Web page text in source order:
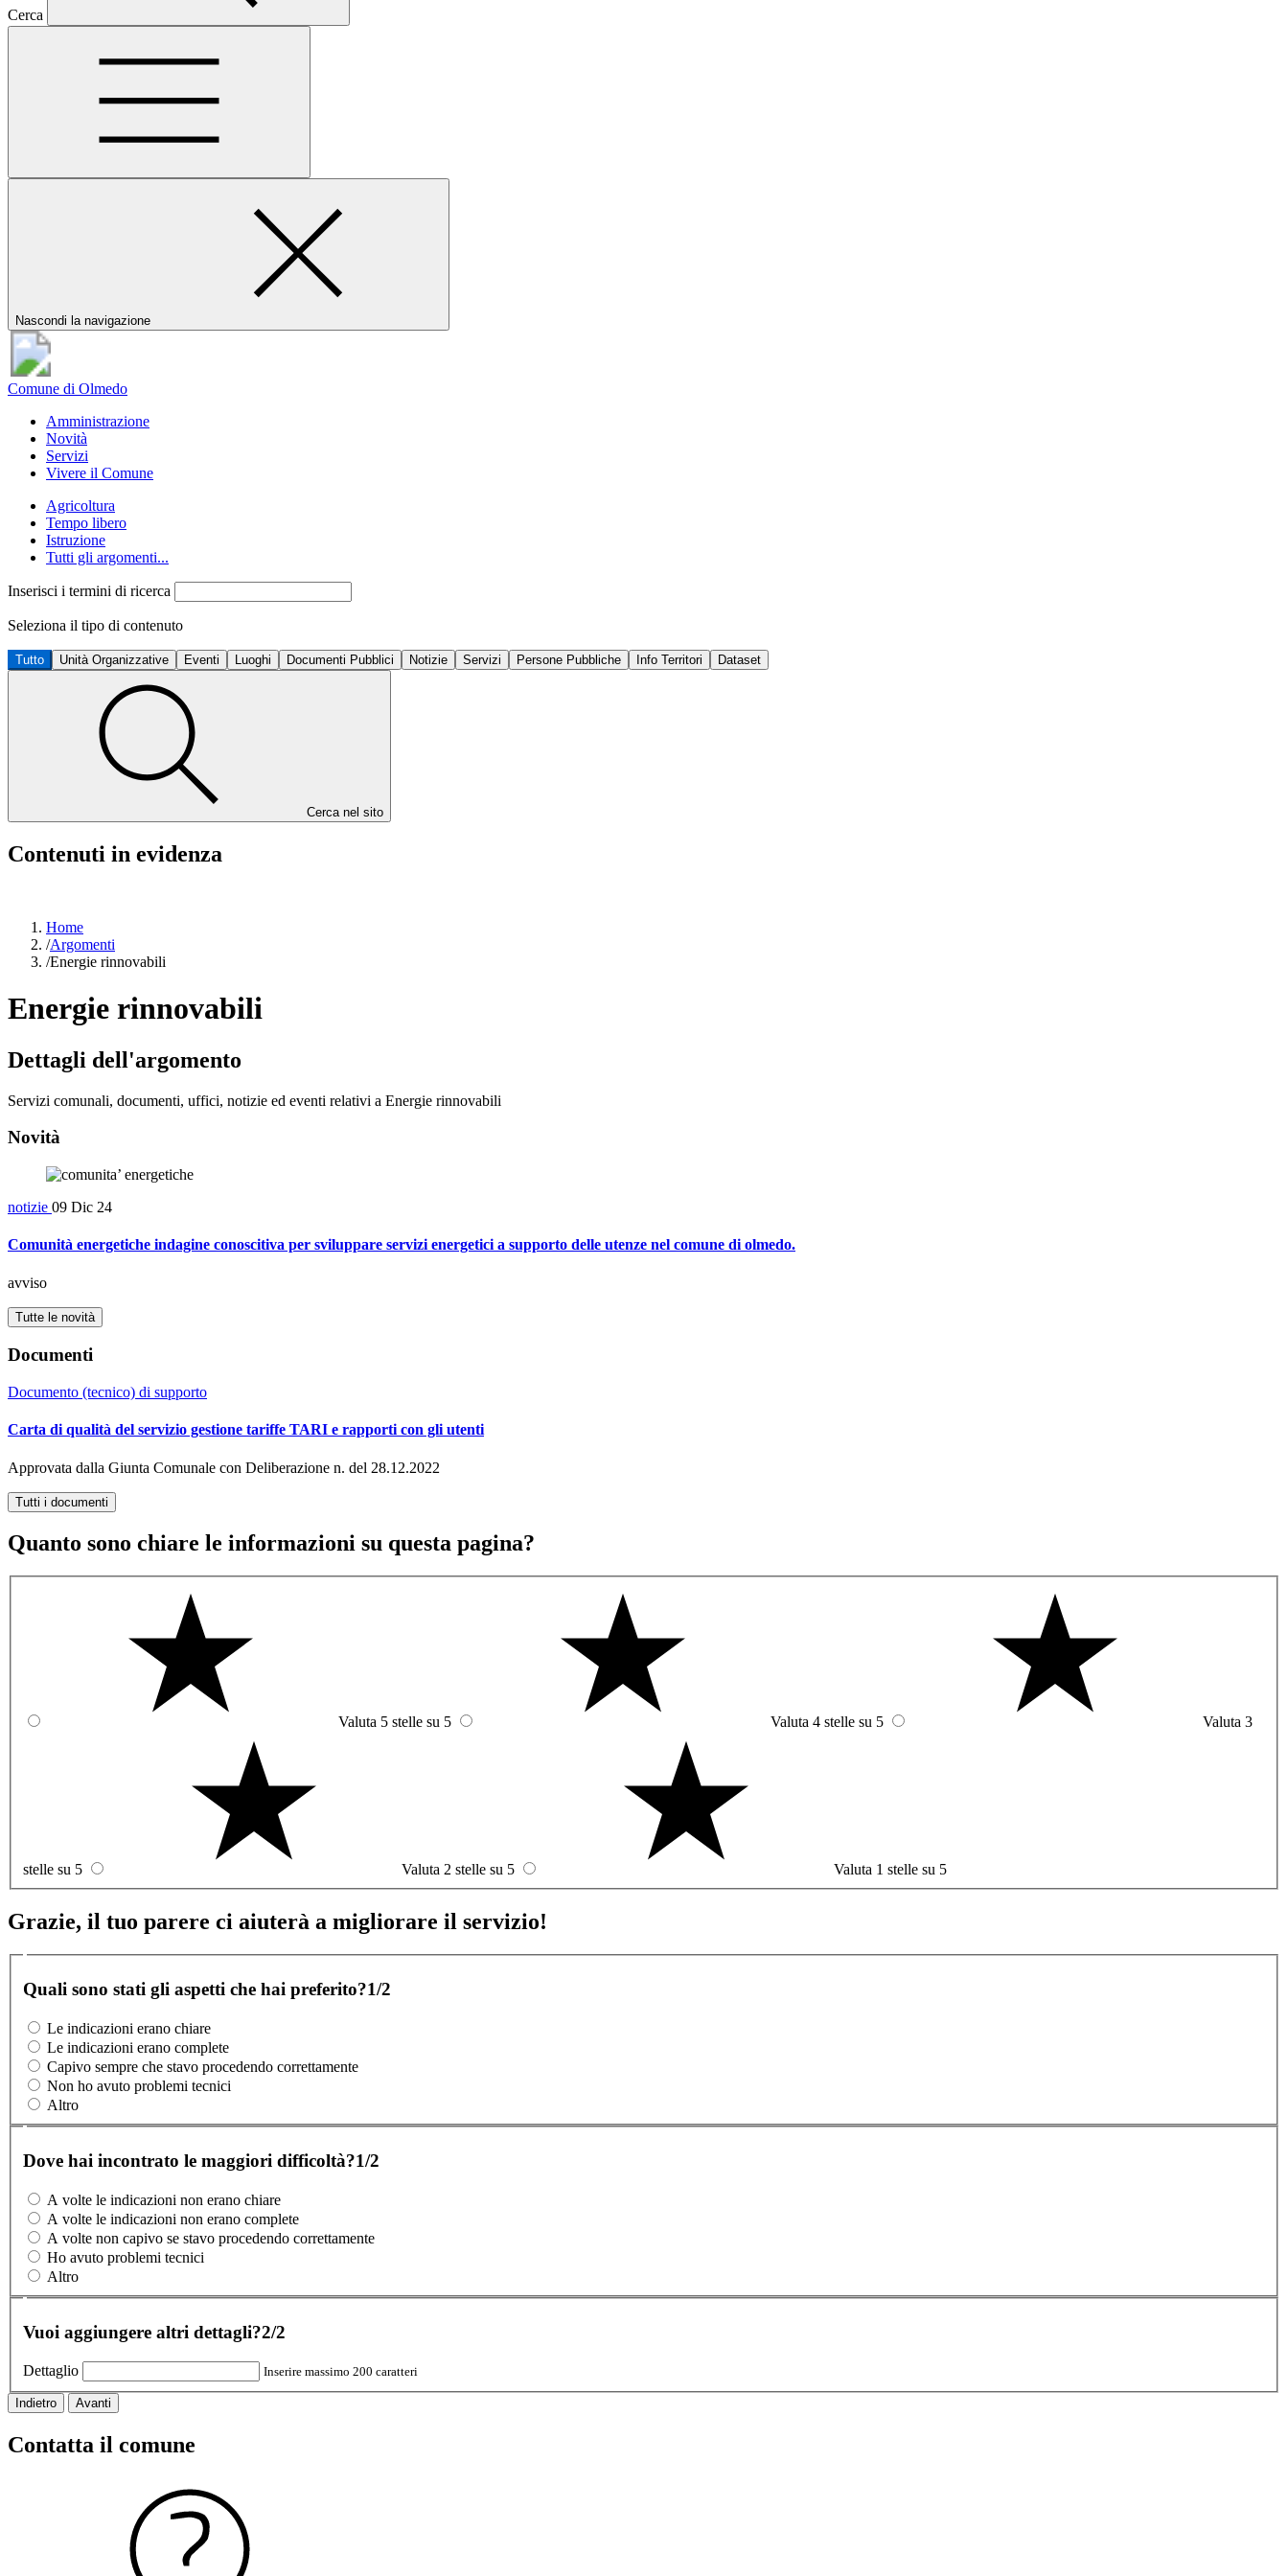
Cerca
Nascondi la navigazione
Comune di Olmedo
Amministrazione
Novità
Servizi
Vivere il Comune
Agricoltura
Tempo libero
Istruzione
Tutti gli argomenti...
Inserisci i termini di ricerca
Seleziona il tipo di contenuto
Tutto Unità Organizzative Eventi Luoghi Documenti Pubblici Notizie Servizi Persone Pubbliche Info Territori Dataset
Cerca nel sito
Contenuti in evidenza
Home
/Argomenti
/Energie rinnovabili
Energie rinnovabili
Dettagli dell'argomento
Servizi comunali, documenti, uffici, notizie ed eventi relativi a Energie rinnovabili
Novità
notizie 09 Dic 24
Comunità energetiche indagine conoscitiva per sviluppare servizi energetici a supporto delle utenze nel comune di olmedo.
avviso
Tutte le novità
Documenti
Documento (tecnico) di supporto
Carta di qualità del servizio gestione tariffe TARI e rapporti con gli utenti
Approvata dalla Giunta Comunale con Deliberazione n. del 28.12.2022
Tutti i documenti
Quanto sono chiare le informazioni su questa pagina?
Valuta 5 stelle su 5 Valuta 4 stelle su 5 Valuta 3
stelle su 5 Valuta 2 stelle su 5 Valuta 1 stelle su 5
Grazie, il tuo parere ci aiuterà a migliorare il servizio!
Quali sono stati gli aspetti che hai preferito?1/2
Le indicazioni erano chiare
Le indicazioni erano complete
Capivo sempre che stavo procedendo correttamente
Non ho avuto problemi tecnici
Altro
Dove hai incontrato le maggiori difficoltà?1/2
A volte le indicazioni non erano chiare
A volte le indicazioni non erano complete
A volte non capivo se stavo procedendo correttamente
Ho avuto problemi tecnici
Altro
Vuoi aggiungere altri dettagli?2/2
Dettaglio Inserire massimo 200 caratteri
Indietro Avanti
Contatta il comune